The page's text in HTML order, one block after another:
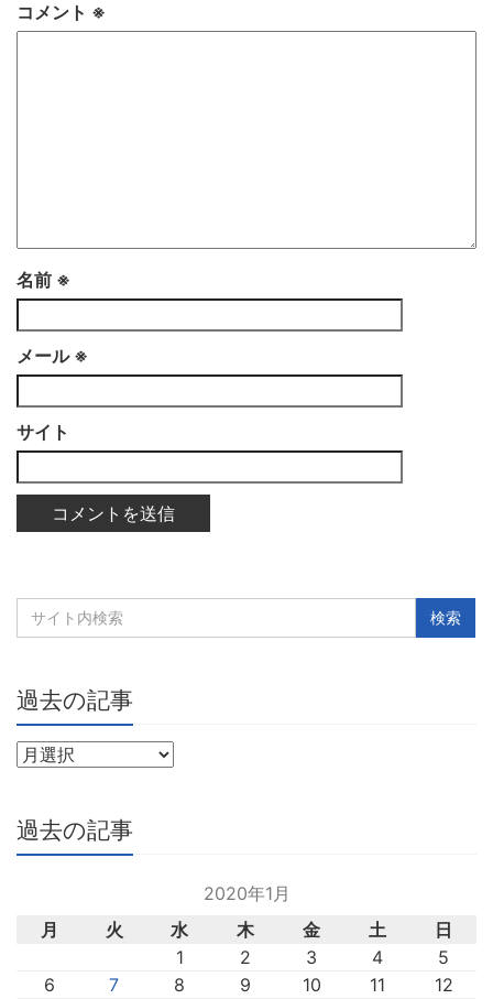
コメント ※
名前 ※
メール ※
サイト
過去の記事
過去の記事
2020年1月
月
火 水 木 金 土
日
1
2 3 4
5
6
7 8 9 10 11
12